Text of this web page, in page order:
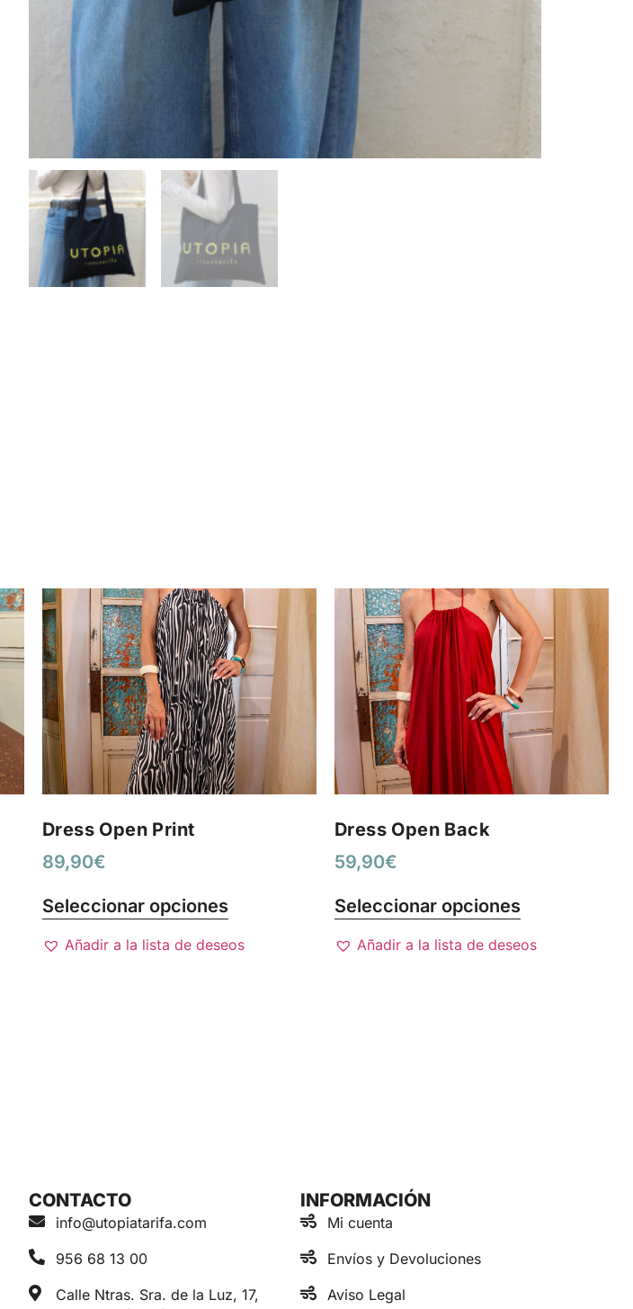
Dress Open Print
89,90€
Seleccionar opciones
Añadir a la lista de deseos
Dress Open Back
59,90€
Seleccionar opciones
Añadir a la lista de deseos
CONTACTO
info@utopiatarifa.com
956 68 13 00
Calle Ntras. Sra. de la Luz, 17,
INFORMACIÓN
Mi cuenta
Envíos y Devoluciones
Aviso Legal